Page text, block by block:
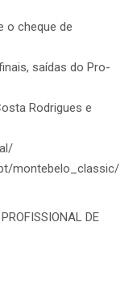
o cheque de
saídas do Pro-
Rodrigues e
montebelo_classic/
DE